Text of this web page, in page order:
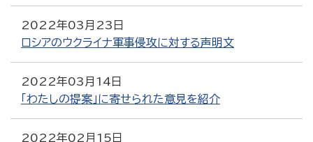
2022年03月23日
ロシアのウクライナ軍事侵攻に対する声明文
2022年03月14日
「わたしの提案」に寄せられた意見を紹介
2022年02月15日